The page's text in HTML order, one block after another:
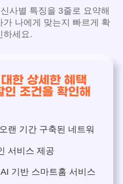
사별 특징을 3줄로 요약해
나에게 맞는지 빠르게 확
하세요.
한 상세한 혜택
인 조건을 확인해
오랜 기간 구축된 네트워
서비스 제공
AI 기반 스마트홈 서비스